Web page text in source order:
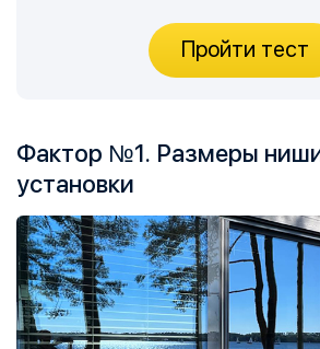
Пройти тест
Фактор №1. Размеры
установки